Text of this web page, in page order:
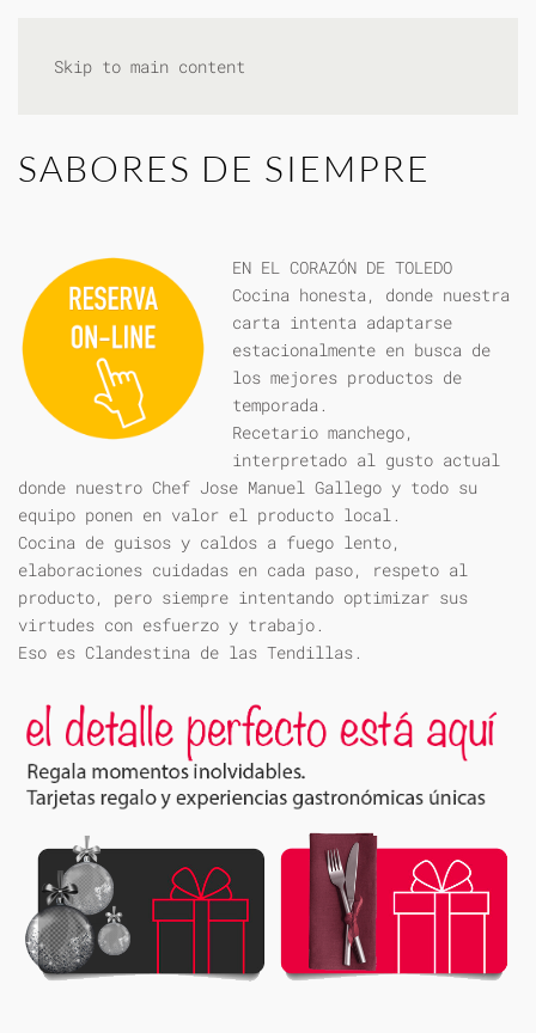
Skip to main content
SABORES DE SIEMPRE
EN EL CORAZÓN DE TOLEDO
Cocina honesta, donde nuestra
carta intenta adaptarse
estacionalmente en busca de
los mejores productos de
temporada.
Recetario manchego,
interpretado al gusto actual
donde nuestro Chef Jose Manuel Gallego y todo su
equipo ponen en valor el producto local.
Cocina de guisos y caldos a fuego lento,
elaboraciones cuidadas en cada paso, respeto al
producto, pero siempre intentando optimizar sus
virtudes con esfuerzo y trabajo.
Eso es Clandestina de las Tendillas.